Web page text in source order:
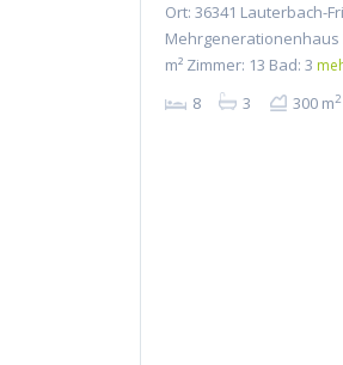
Ort: 36341 Lauterbach-
Mehrgenerationenhaus
m² Zimmer: 13 Bad: 3
8 3 300 m2